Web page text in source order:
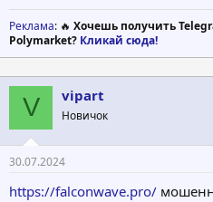
Реклама: 🔥 Хочешь получить
Polymarket? Кликай сюда!
V vipart
Новичок
30.07.2024
https://falconwave.pro/